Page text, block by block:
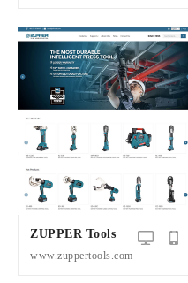
ZUPPER Tools
www.zuppertools.com